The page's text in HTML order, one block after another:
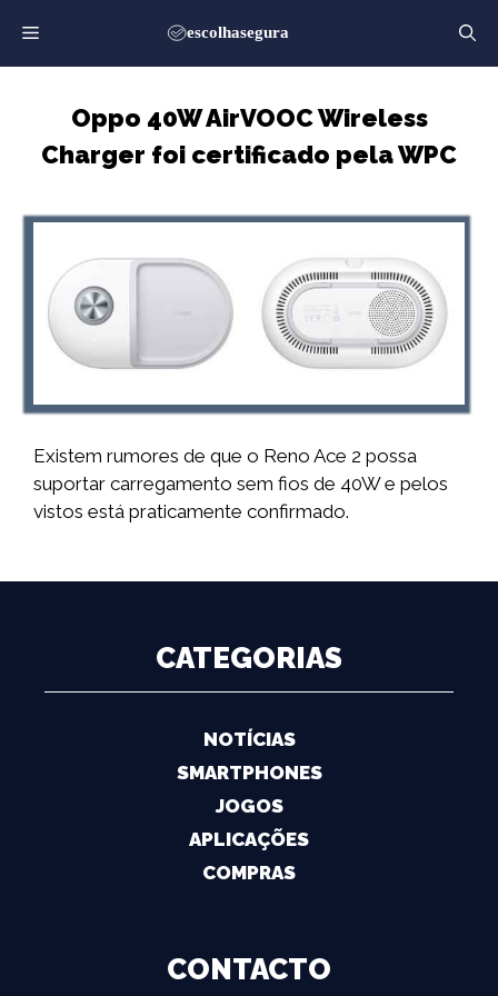
para
o
Oppo 40W AirVOOC Wireless
Charger foi certificado pela WPC
Existem rumores de que o Reno Ace 2 possa
suportar carregamento sem fios de 40W e pelos
vistos está praticamente confirmado.
CATEGORIAS
NOTÍCIAS
SMARTPHONES
JOGOS
APLICAÇÕES
COMPRAS
CONTACTO